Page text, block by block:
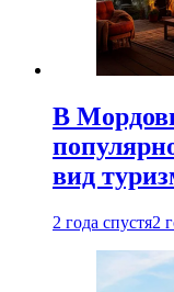
В
вид
2 года спустя2